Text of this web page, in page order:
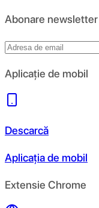
Abonare newsletter
Aplicație de mobil
Descarcă
Aplicația de mobil
Extensie Chrome